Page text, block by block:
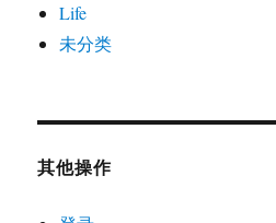
Life
未分类
其他操作